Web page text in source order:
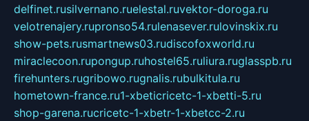
delfinet.rusilvernano.ruelestal.ruvektor-doroga.ru
velotrenajery.rupronso54.rulenasever.rulovinskix.ru
show-pets.rusmartnews03.rudiscofoxworld.ru
miraclecoon.rupongup.ruhostel65.ruliura.ruglasspb.ru
firehunters.rugribowo.rugnalis.rubulkitula.ru
hometown-france.ru1-xbeticricetc-1-xbetti-5.ru
shop-garena.rucricetc-1-xbetr-1-xbetcc-2.ru